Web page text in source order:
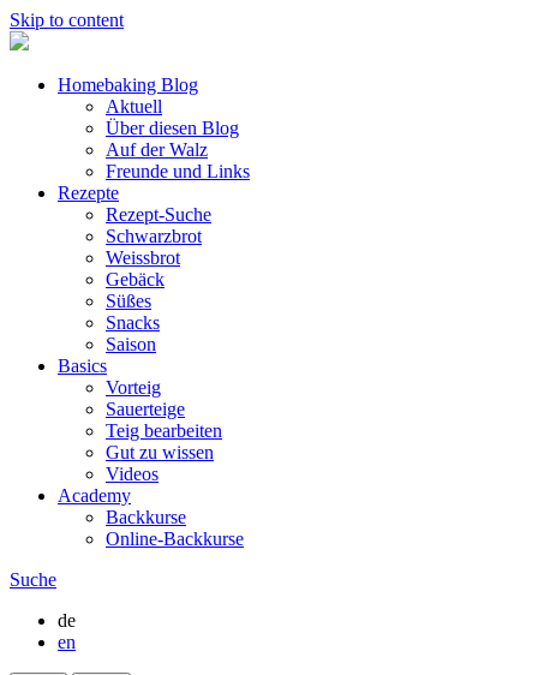
Skip to content
Homebaking Blog
Aktuell
Über diesen Blog
Auf der Walz
Freunde und Links
Rezepte
Rezept-Suche
Schwarzbrot
Weissbrot
Gebäck
Süßes
Snacks
Saison
Basics
Vorteig
Sauerteige
Teig bearbeiten
Gut zu wissen
Videos
Academy
Backkurse
Online-Backkurse
Suche
de
en